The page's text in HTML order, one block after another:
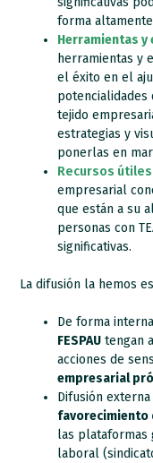
forma
Herramientas
herramientas y
el éxito en el
potencialidades
tejido
estrategias y
ponerlas en
Recursos útiles
empresarial
que están a su
personas con
significativas.
La difusión la hemos
De forma
FESPAU tengan
acciones de
empresarial
Difusión externa
favorecimiento
las plataformas
laboral